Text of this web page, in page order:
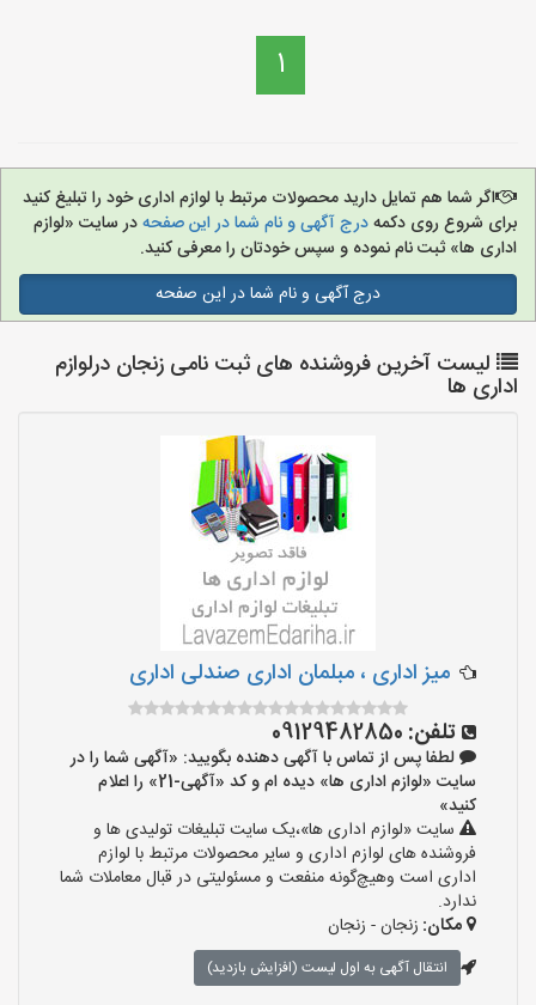
1
اگر شما هم تمایل دارید محصولات مرتبط با لوازم اداری خود را تبلیغ کنید
برای شروع روی دکمهدرج آگهی و نام شما در این صفحهدر سایت «لوازم
اداری ها» ثبت نام نموده و سپس خودتان را معرفی کنید.
درج آگهی و نام شما در این صفحه
لیست آخرین فروشنده های ثبت نامی زنجان درلوازم
اداری ها
میز اداری ، مبلمان اداری صندلی اداری
تلفن: 09129482850
لطفا پس از تماس با آگهی دهنده بگویید: «آگهی شما را در
سایت «لوازم اداری ها» دیده ام و کد «آگهی-21» را اعلام
کنید»
سایت «لوازم اداری ها»،یک سایت تبلیغات تولیدی ها و
فروشنده های لوازم اداری و سایر محصولات مرتبط با لوازم
اداری است وهیچ‌گونه منفعت و مسئولیتی در قبال معاملات شما
ندارد.
مکان: زنجان - زنجان
انتقال آگهی به اول لیست (افزایش بازدید)